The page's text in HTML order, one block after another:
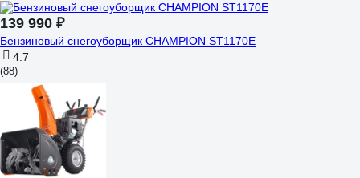
139 990 ₽
Бензиновый снегоуборщик CHAMPION ST1170E
4.7
(88)